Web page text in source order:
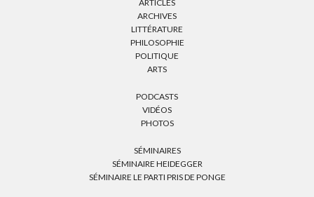
ARTICLES
ARCHIVES
LITTÉRATURE
PHILOSOPHIE
POLITIQUE
ARTS
PODCASTS
VIDÉOS
PHOTOS
SÉMINAIRES
SÉMINAIRE HEIDEGGER
SÉMINAIRE LE PARTI PRIS DE PONGE